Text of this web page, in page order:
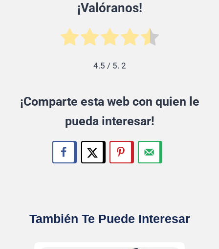
¡Valóranos!
4.5 / 5. 2
¡Comparte esta web con quien le
pueda interesar!
También Te Puede Interesar